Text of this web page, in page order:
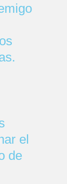
el
de